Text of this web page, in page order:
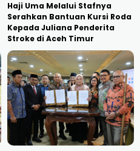
Haji Uma Melalui Stafnya
Serahkan Bantuan Kursi Roda
Kepada Juliana Penderita
Stroke di Aceh Timur